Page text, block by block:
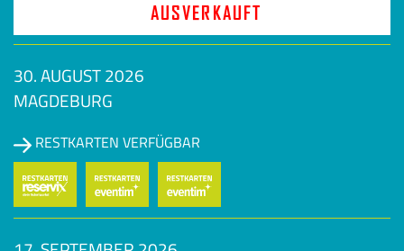
AUSVERKAUFT
30. AUGUST 2026
MAGDEBURG
RESTKARTEN VERFÜGBAR